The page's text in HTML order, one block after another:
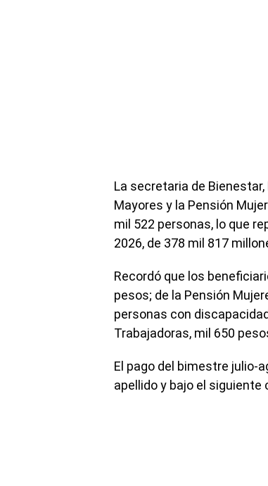
La secretaria de
Mayores y la Pensión
mil 522 personas, lo que
2026, de 378 mil 817
Recordó que los
pesos; de la Pensión
personas con
Trabajadoras, mil 650
El pago del bimestre julio-
apellido y bajo el siguiente